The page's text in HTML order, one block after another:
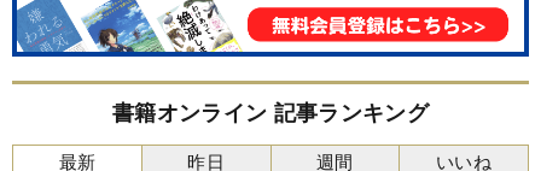
書籍オンライン 記事ランキング
最新 昨日 週間 いいね